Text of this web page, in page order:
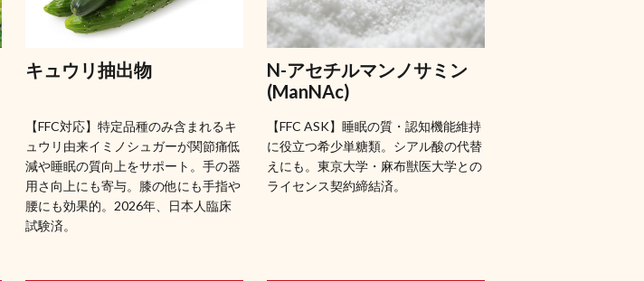
キュウリ抽出物
【FFC対応】特定品種のみ含まれるキ
ュウリ由来イミノシュガーが関節痛低
減や睡眠の質向上をサポート。手の器
用さ向上にも寄与。膝の他にも手指や
腰にも効果的。2026年、日本人臨床
試験済。
N-アセチルマンノサミン
(ManNAc)
【FFC ASK】睡眠の質・認知機能維持
に役立つ希少単糖類。シアル酸の代替
えにも。東京大学・麻布獣医大学との
ライセンス契約締結済。